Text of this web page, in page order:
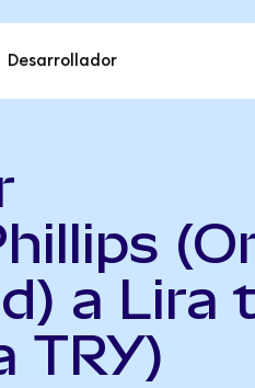
Desarrollador
a Lira
TRY)